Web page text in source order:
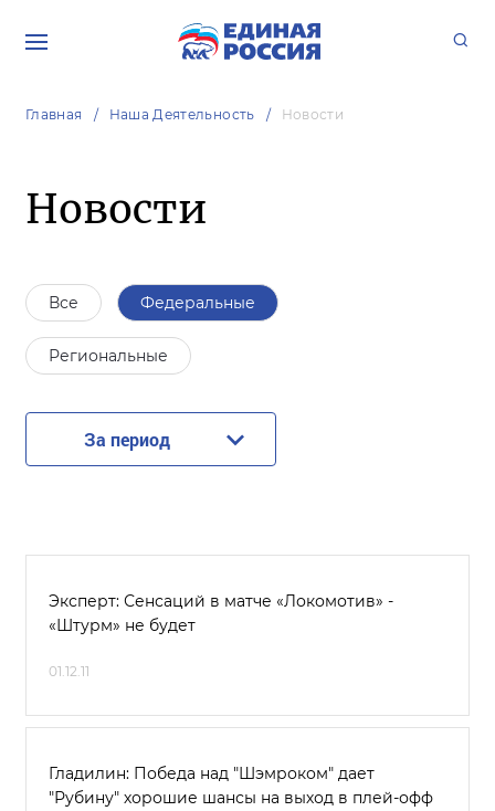
Главная Наша Деятельность Новости
Новости
Все Федеральные
Региональные
За период
Эксперт: Сенсаций в матче «Локомотив» -
«Штурм» не будет
01.12.11
Гладилин: Победа над "Шэмроком" дает
"Рубину" хорошие шансы на выход в плей-офф